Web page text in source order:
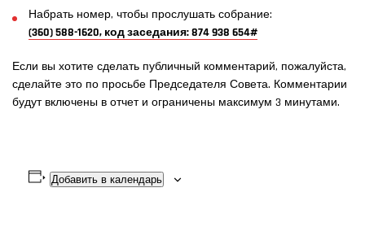
Набрать номер, чтобы прослушать собрание:
(360) 588-1620, код заседания: 874 938 654#
Если вы хотите сделать публичный комментарий, пожалуйста,
сделайте это по просьбе Председателя Совета. Комментарии
будут включены в отчет и ограничены максимум 3 минутами.
Добавить в календарь